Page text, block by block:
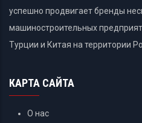
успешно продвигает бренды
машиностроительных
Турции и Китая на территории
КАРТА САЙТА
О нас